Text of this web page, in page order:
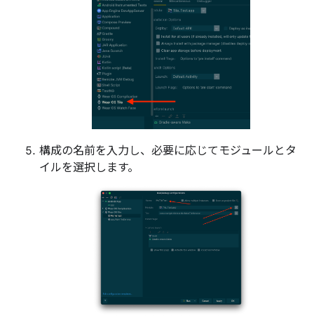
構成の名前を入力し、必要に応じてモジュールとタ
イルを選択します。